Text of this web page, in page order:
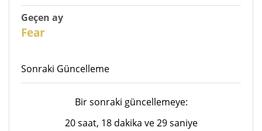
Geçen ay
Fear
Sonraki Güncelleme
Bir sonraki güncellemeye:
20 saat, 18 dakika ve 29 saniye